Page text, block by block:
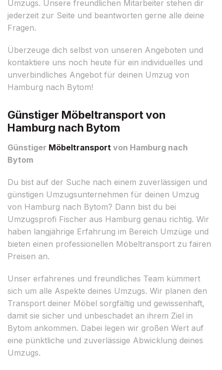
Umzugs. Unsere freundlichen Mitarbeiter stehen dir
jederzeit zur Seite und beantworten gerne alle deine
Fragen.
Überzeuge dich selbst von unseren Angeboten und
kontaktiere uns noch heute für ein individuelles und
unverbindliches Angebot für deinen Umzug von
Hamburg nach Bytom!
Günstiger Möbeltransport von
Hamburg nach Bytom
Günstiger Möbeltransport von Hamburg nach
Bytom
Du bist auf der Suche nach einem zuverlässigen und
günstigen Umzugsunternehmen für deinen Umzug
von Hamburg nach Bytom? Dann bist du bei
Umzugsprofi Fischer aus Hamburg genau richtig. Wir
haben langjährige Erfahrung im Bereich Umzüge und
bieten einen professionellen Möbeltransport zu fairen
Preisen an.
Unser erfahrenes und freundliches Team kümmert
sich um alle Aspekte deines Umzugs. Wir planen den
Transport deiner Möbel sorgfältig und gewissenhaft,
damit sie sicher und unbeschadet an ihrem Ziel in
Bytom ankommen. Dabei legen wir großen Wert auf
eine pünktliche und zuverlässige Abwicklung deines
Umzugs.